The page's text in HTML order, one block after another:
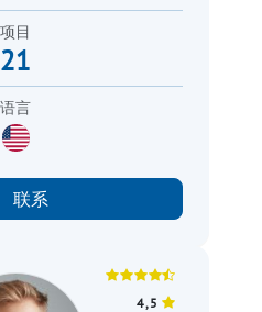
项目
21
语言
联系
4,5